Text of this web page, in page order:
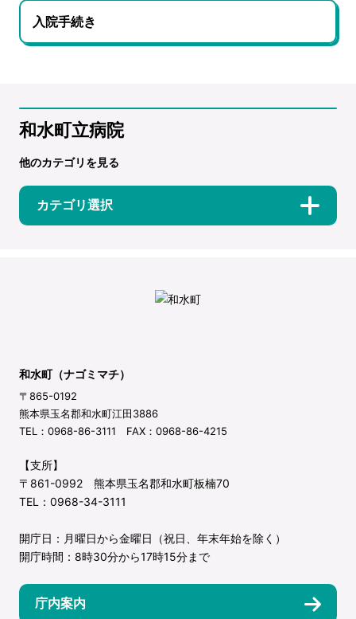
入院手続き
和水町立病院
他のカテゴリを見る
カテゴリ選択
和水町（ナゴミマチ）
〒865-0192
熊本県玉名郡和水町江田3886
TEL：0968-86-3111 FAX：0968-86-4215
【支所】
〒861-0992 熊本県玉名郡和水町板楠70
TEL：0968-34-3111
開庁日：月曜日から金曜日（祝日、年末年始を除く）
開庁時間：8時30分から17時15分まで
庁内案内